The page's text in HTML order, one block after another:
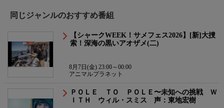
同じジャンルのおすすめ番組
【シャークWEEK！サメフェス2026】[新]大捜
索！深海の黒いアオザメ(二)
8月7日(金) 23:00～00:00
アニマルプラネット
ＰＯＬＥ ＴＯ ＰＯＬＥ〜未知への挑戦 Ｗ
ＩＴＨ ウィル・スミス 声：東地宏樹